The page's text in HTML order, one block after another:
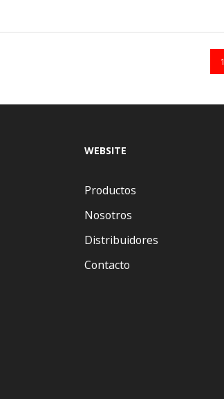
1
WEBSITE
Productos
Nosotros
Distribuidores
Contacto